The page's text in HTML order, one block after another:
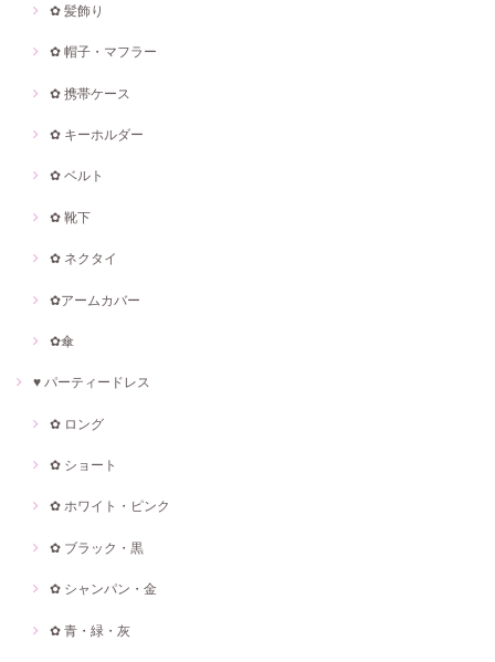
✿ 髪飾り
✿ 帽子・マフラー
✿ 携帯ケース
✿ キーホルダー
✿ ベルト
✿ 靴下
✿ ネクタイ
✿アームカバー
✿傘
♥ パーティードレス
✿ ロング
✿ ショート
✿ ホワイト・ピンク
✿ ブラック・黒
✿ シャンパン・金
✿ 青・緑・灰